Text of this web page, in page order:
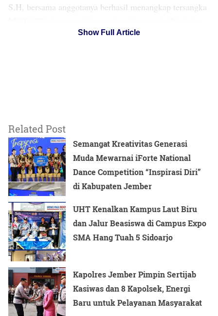
S.H, bersama anggotanya berhasil menangkap tersangka
jenis sabu-sabu dan Pil Dobel L di wilayah Kec Semen
“Sehingga kami bersama anggota langsung begerak ke Jl
Desa Sidomulyo Kec Semen Kab Kediri untuk
melakukan penyelidikan,” jelas Kasat Resnarkoba
Dari hasil penyelidikan, pada hari Jum’at 15 Desember
2023 sekitar pukul 15.30 wib polisi berhasil menangkap
tersangka pertama berinisial MSW (27) diketemukan
barang bukti jenis sabu-sabu sebanyak 8 (delapan) klip
plastik dengan berat kotor 3,24 (tiga koma dua puluh
empat) gram dan Pil Dobel L sebanyak 280 butir.
“Tak berhenti di situ, polisi kemudian melakukan
pengembangan dan kembali menangkap tersangka ke
Show Full Article
Related Post
Semangat Kreativitas Generasi
Muda Mewarnai iForte National
Dance Competition “Inspirasi Diri”
di Kabupaten Jember
UHT Kenalkan Kampus Laut Biru
dan Jalur Beasiswa di Campus Expo
SMA Hang Tuah 5 Sidoarjo
Kapolres Jember Pimpin Sertijab
Kasiwas dan 8 Kapolsek, Energi
Baru untuk Pelayanan Masyarakat